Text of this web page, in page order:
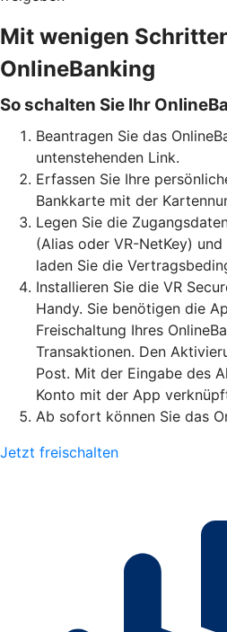
Mit wenigen
OnlineBanking
So schalten Sie Ihr
Beantragen Sie das
untenstehenden Link.
Erfassen Sie Ihre
Bankkarte mit der
Legen Sie die
(Alias oder VR-NetKey)
laden Sie die
Installieren Sie die VR
Handy. Sie benötigen die
Freischaltung Ihres
Transaktionen. Den
Post. Mit der Eingabe des
Konto mit der App
Ab sofort können Sie das
Jetzt freischalten